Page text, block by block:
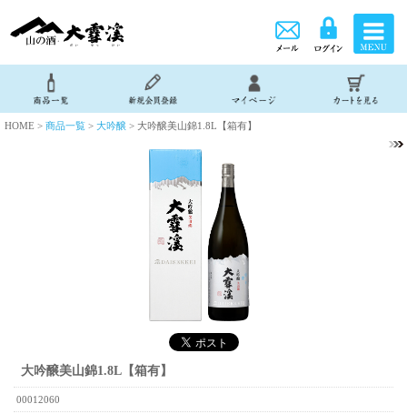
HOME > 商品一覧 > 大吟醸 > 大吟醸美山錦1.8L【箱有】
大吟醸美山錦1.8L【箱有】
00012060